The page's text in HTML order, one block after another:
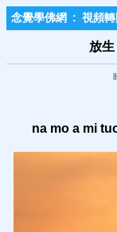
念覺學佛網 : 視頻
放
na mo a mi